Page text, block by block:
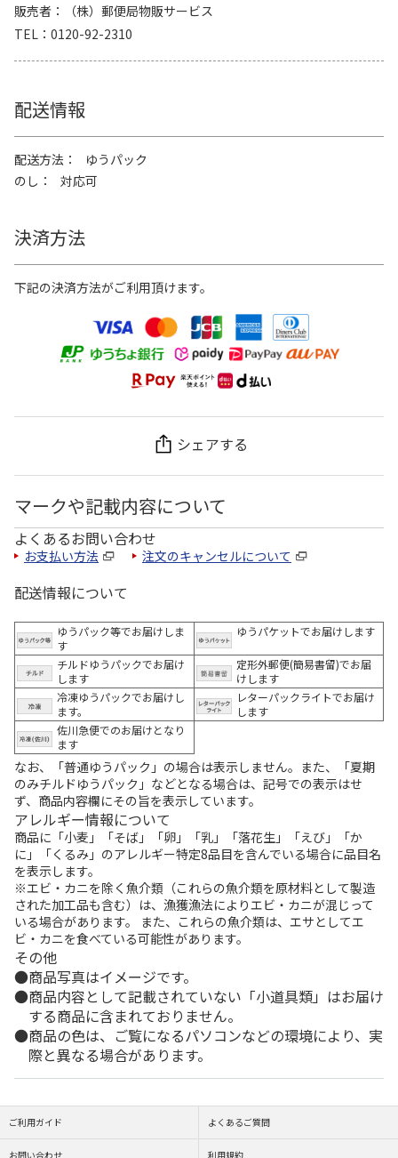
販売者
（株）郵便局物販サービス
TEL
0120-92-2310
配送情報
配送方法
ゆうパック
のし
対応可
決済方法
下記の決済方法がご利用頂けます。
シェアする
マークや記載内容について
よくあるお問い合わせ
お支払い方法 注文のキャンセルについて
配送情報について
ゆうパック等でお届けしま
す
ゆうパケットでお届けします
チルドゆうパックでお届け
します
定形外郵便(簡易書留)でお届
けします
冷凍ゆうパックでお届けし
ます。
レターパックライトでお届け
します
佐川急便でのお届けとなり
ます
なお、「普通ゆうパック」の場合は表示しません。また、「夏期
のみチルドゆうパック」などとなる場合は、記号での表示はせ
ず、商品内容欄にその旨を表示しています。
アレルギー情報について
商品に「小麦」「そば」「卵」「乳」「落花生」「えび」「か
に」「くるみ」のアレルギー特定8品目を含んでいる場合に品目名
を表示します。
※エビ・カニを除く魚介類（これらの魚介類を原材料として製造
された加工品も含む）は、漁獲漁法によりエビ・カニが混じって
いる場合があります。 また、これらの魚介類は、エサとしてエ
ビ・カニを食べている可能性があります。
その他
商品写真はイメージです。
商品内容として記載されていない「小道具類」はお届け
する商品に含まれておりません。
商品の色は、ご覧になるパソコンなどの環境により、実
際と異なる場合があります。
ご利用ガイド よくあるご質問
お問い合わせ 利用規約